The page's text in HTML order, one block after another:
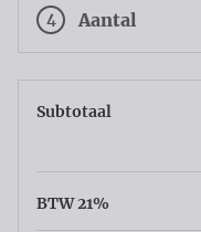
4 Aantal
Subtotaal
BTW 21%